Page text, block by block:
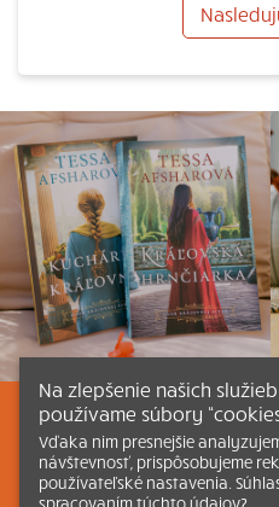
Listovať Obsah
Kontakt Tlačená
Na zlepšenie našich služieb
používame súbory
Vďaka nim presnejšie
návštevnosť, prispôsobujeme
používateľské nastavenia.
spracovaním týchto údajov?